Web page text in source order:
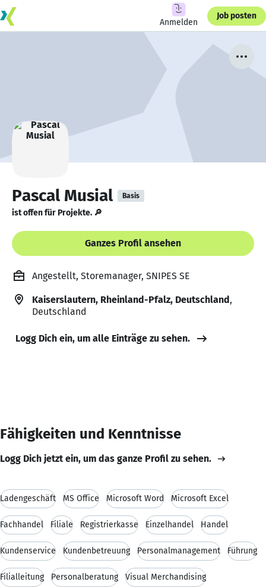
Anmelden
Job posten
Pascal Musial Basis
ist offen für Projekte. 🔎
Ganzes Profil ansehen
Angestellt, Storemanager, SNIPES SE
Kaiserslautern, Rheinland-Pfalz, Deutschland,
Deutschland
Logg Dich ein, um alle Einträge zu sehen.
Fähigkeiten und Kenntnisse
Logg Dich jetzt ein, um das ganze Profil zu sehen.
Ladengeschäft MS Office Microsoft Word Microsoft Excel
Fachhandel Filiale Registrierkasse Einzelhandel Handel
Kundenservice Kundenbetreuung Personalmanagement Führung
Filialleitung Personalberatung Visual Merchandising